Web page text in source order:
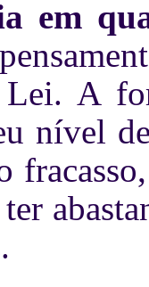
em
A
nível